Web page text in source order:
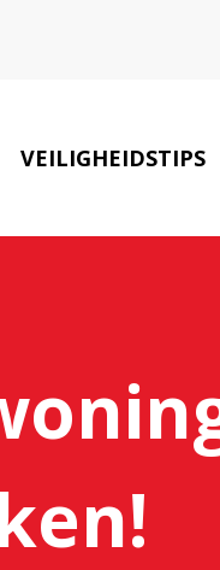
VEILIGHEIDSTIPS